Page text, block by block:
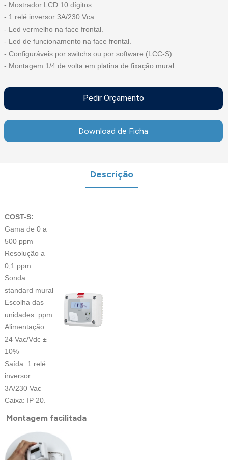
- Mostrador LCD 10 dígitos.
- 1 relé inversor 3A/230 Vca.
- Led vermelho na face frontal.
- Led de funcionamento na face frontal.
- Configuráveis por switchs ou por software (LCC-S).
- Montagem 1/4 de volta em platina de fixação mural.
Pedir Orçamento
Download de Ficha
Descrição
COST-S:
Gama de 0 a
500 ppm
Resolução a
0,1 ppm.
Sonda:
standard mural
Escolha das
unidades: ppm
Alimentação:
24 Vac/Vdc ±
10%
Saída: 1 relé
inversor
3A/230 Vac
Caixa: IP 20.
Montagem facilitada